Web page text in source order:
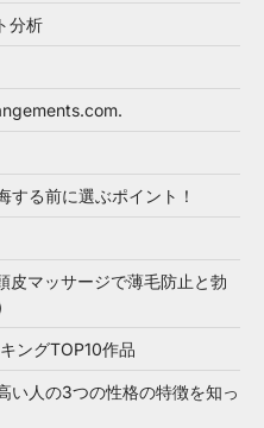
分析
する前に選ぶポイント！
皮マッサージで薄毛防止と勃
ングTOP10作品
い人の3つの性格の特徴を知っ